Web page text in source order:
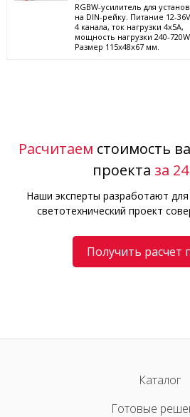
RGBW-усилитель для
на DIN-рейку. Питание 12-
4 канала, ток нагрузки 4x5A,
мощность нагрузки 240-720W.
Размер 115x48x67 мм.
Расчитаем стоимость
проекта за
Наши эксперты разработают
светотехнический проект
Получить расчет
Каталог
Готовые